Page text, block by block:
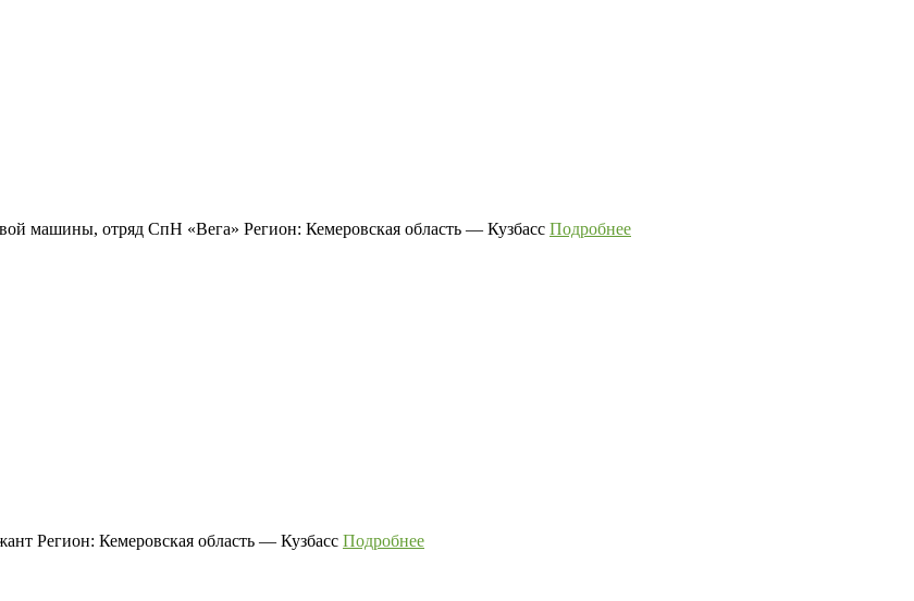
машины, отряд СпН «Вега» Регион: Кемеровская область — Кузбасс Подробнее
Регион: Кемеровская область — Кузбасс Подробнее